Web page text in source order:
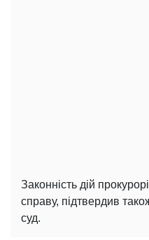
Законність дій
справу, підтвердив
суд.